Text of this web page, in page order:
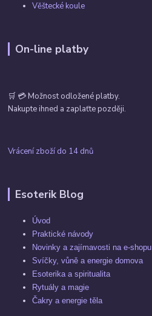
Věštecké koule
On-line platby
🛒 💳 Možnost odložené platby.
Nakupte ihned a zaplaťte později.
Vrácení zboží do 14 dnů
Esoterik Blog
Úvod
Praktické návody
Novinky a zajímavosti na e-shopu
Svíčky, vůně a energie domova
Esoterika a spiritualita
Rytuály a magie
Čakry a energie těla